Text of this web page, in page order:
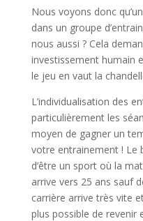
Nous voyons donc
dans un groupe
nous aussi ? Cela
investissement humain
le jeu en vaut la
L’individualisation des
particulièrement les
moyen de gagner un
votre entrainement ! Le
d’être un sport où la
arrive vers 25 ans sauf
carrière arrive très vite
plus possible de revenir